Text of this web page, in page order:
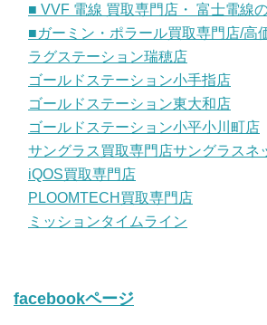
■ VVF 電線 買取専門店・ 富士電線
■ガーミン・ポラール買取専門店/
ラグステーション瑞穂店
ゴールドステーション小手指店
ゴールドステーション東大和店
ゴールドステーション小平小川町店
サングラス買取専門店サングラスネ
iQOS買取専門店
PLOOMTECH買取専門店
ミッションタイムライン
facebookページ